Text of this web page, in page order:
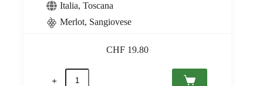
Italia, Toscana
Merlot, Sangiovese
CHF 19.80
Anforti
2021